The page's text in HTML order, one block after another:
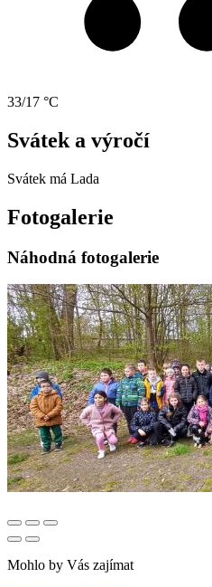
33/17 °C
Svátek a výročí
Svátek má Lada
Fotogalerie
Náhodná fotogalerie
Mohlo by Vás zajímat